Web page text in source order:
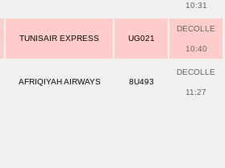
10:31
TUNISAIR EXPRESS UG021
DECOLLE
10:40
AFRIQIYAH AIRWAYS 8U493
DECOLLE
11:27